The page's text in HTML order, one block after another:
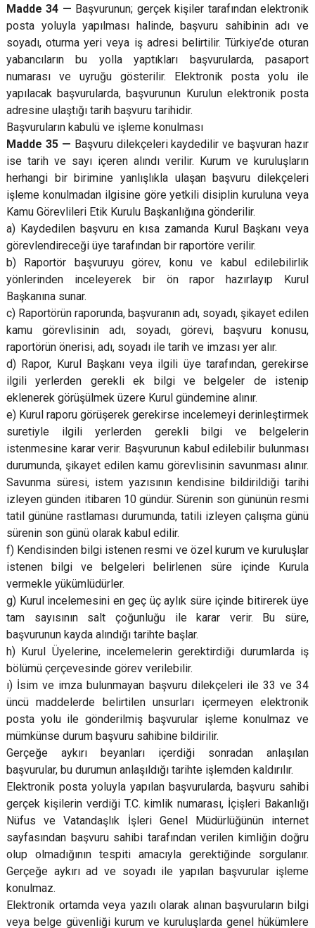
Madde 34 — Başvurunun; gerçek kişiler tarafından elektronik
posta yoluyla yapılması halinde, başvuru sahibinin adı ve
soyadı, oturma yeri veya iş adresi belirtilir. Türkiye’de oturan
yabancıların bu yolla yaptıkları başvurularda, pasaport
numarası ve uyruğu gösterilir. Elektronik posta yolu ile
yapılacak başvurularda, başvurunun Kurulun elektronik posta
adresine ulaştığı tarih başvuru tarihidir.
Başvuruların kabulü ve işleme konulması
Madde 35 — Başvuru dilekçeleri kaydedilir ve başvuran hazır
ise tarih ve sayı içeren alındı verilir. Kurum ve kuruluşların
herhangi bir birimine yanlışlıkla ulaşan başvuru dilekçeleri
işleme konulmadan ilgisine göre yetkili disiplin kuruluna veya
Kamu Görevlileri Etik Kurulu Başkanlığına gönderilir.
a) Kaydedilen başvuru en kısa zamanda Kurul Başkanı veya
görevlendireceği üye tarafından bir raportöre verilir.
b) Raportör başvuruyu görev, konu ve kabul edilebilirlik
yönlerinden inceleyerek bir ön rapor hazırlayıp Kurul
Başkanına sunar.
c) Raportörün raporunda, başvuranın adı, soyadı, şikayet edilen
kamu görevlisinin adı, soyadı, görevi, başvuru konusu,
raportörün önerisi, adı, soyadı ile tarih ve imzası yer alır.
d) Rapor, Kurul Başkanı veya ilgili üye tarafından, gerekirse
ilgili yerlerden gerekli ek bilgi ve belgeler de istenip
eklenerek görüşülmek üzere Kurul gündemine alınır.
e) Kurul raporu görüşerek gerekirse incelemeyi derinleştirmek
suretiyle ilgili yerlerden gerekli bilgi ve belgelerin
istenmesine karar verir. Başvurunun kabul edilebilir bulunması
durumunda, şikayet edilen kamu görevlisinin savunması alınır.
Savunma süresi, istem yazısının kendisine bildirildiği tarihi
izleyen günden itibaren 10 gündür. Sürenin son gününün resmi
tatil gününe rastlaması durumunda, tatili izleyen çalışma günü
sürenin son günü olarak kabul edilir.
f) Kendisinden bilgi istenen resmi ve özel kurum ve kuruluşlar
istenen bilgi ve belgeleri belirlenen süre içinde Kurula
vermekle yükümlüdürler.
g) Kurul incelemesini en geç üç aylık süre içinde bitirerek üye
tam sayısının salt çoğunluğu ile karar verir. Bu süre,
başvurunun kayda alındığı tarihte başlar.
h) Kurul Üyelerine, incelemelerin gerektirdiği durumlarda iş
bölümü çerçevesinde görev verilebilir.
ı) İsim ve imza bulunmayan başvuru dilekçeleri ile 33 ve 34
üncü maddelerde belirtilen unsurları içermeyen elektronik
posta yolu ile gönderilmiş başvurular işleme konulmaz ve
mümkünse durum başvuru sahibine bildirilir.
Gerçeğe aykırı beyanları içerdiği sonradan anlaşılan
başvurular, bu durumun anlaşıldığı tarihte işlemden kaldırılır.
Elektronik posta yoluyla yapılan başvurularda, başvuru sahibi
gerçek kişilerin verdiği T.C. kimlik numarası, İçişleri Bakanlığı
Nüfus ve Vatandaşlık İşleri Genel Müdürlüğünün internet
sayfasından başvuru sahibi tarafından verilen kimliğin doğru
olup olmadığının tespiti amacıyla gerektiğinde sorgulanır.
Gerçeğe aykırı ad ve soyadı ile yapılan başvurular işleme
konulmaz.
Elektronik ortamda veya yazılı olarak alınan başvuruların bilgi
veya belge güvenliği kurum ve kuruluşlarda genel hükümlere